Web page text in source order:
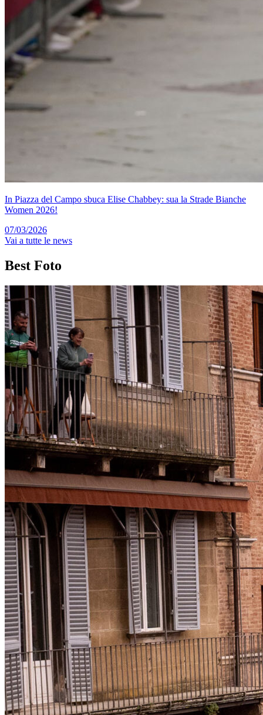
In Piazza del Campo sbuca Elise Chabbey: sua la Strade Bianche
Women 2026!
07/03/2026
Vai a tutte le news
Best Foto